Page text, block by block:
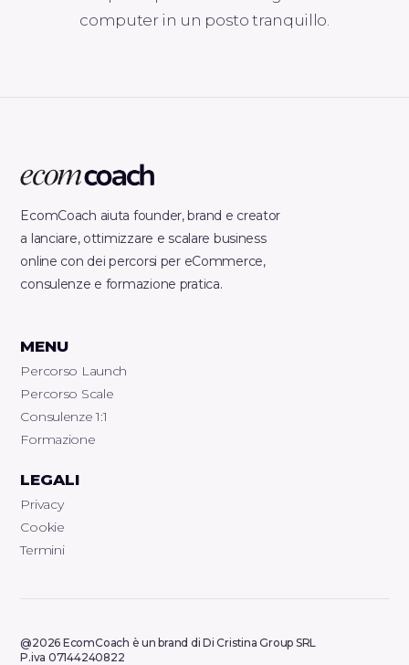
computer in un posto tranquillo.
EcomCoach aiuta founder, brand e creator
a lanciare, ottimizzare e scalare business
online con dei percorsi per eCommerce,
consulenze e formazione pratica.
MENU
Percorso Launch
Percorso Scale
Consulenze 1:1
Formazione
LEGALI
Privacy
Cookie
Termini
@2026 EcomCoach è un brand di Di Cristina Group SRL
P.iva 07144240822